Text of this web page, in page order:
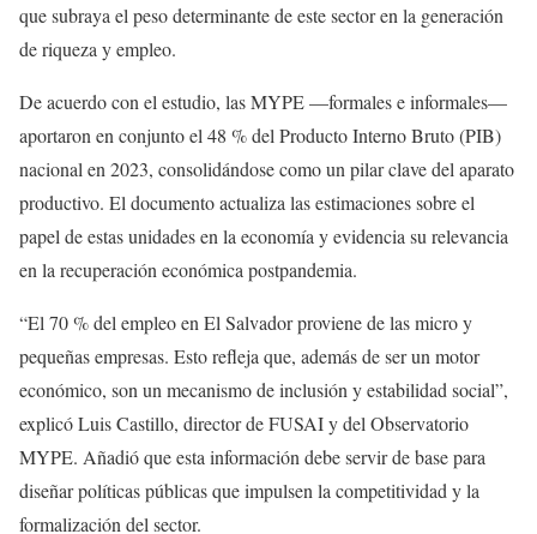
que subraya el peso determinante de este sector en la generación
de riqueza y empleo.
De acuerdo con el estudio, las MYPE —formales e informales—
aportaron en conjunto el 48 % del Producto Interno Bruto (PIB)
nacional en 2023, consolidándose como un pilar clave del aparato
productivo. El documento actualiza las estimaciones sobre el
papel de estas unidades en la economía y evidencia su relevancia
en la recuperación económica postpandemia.
“El 70 % del empleo en El Salvador proviene de las micro y
pequeñas empresas. Esto refleja que, además de ser un motor
económico, son un mecanismo de inclusión y estabilidad social”,
explicó Luis Castillo, director de FUSAI y del Observatorio
MYPE. Añadió que esta información debe servir de base para
diseñar políticas públicas que impulsen la competitividad y la
formalización del sector.